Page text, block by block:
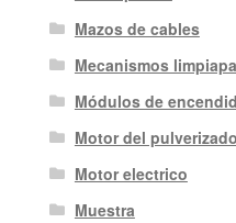
Mazos de cables
Mecanismos
Módulos de
Motor del
Motor electrico
Muestra